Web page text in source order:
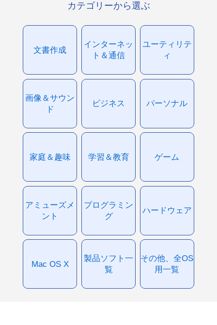
カテゴリーから選ぶ
文書作成
インターネッ
ト＆通信
ユーティリテ
ィ
画像＆サウン
ド
ビジネス パーソナル
家庭＆趣味 学習＆教育 ゲーム
アミューズメ
ント
プログラミン
グ
ハードウェア
Mac OS X
製品ソフト一
覧
その他、全OS
用一覧